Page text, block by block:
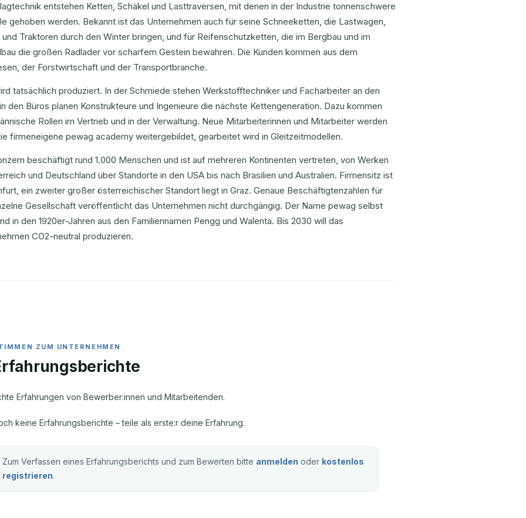
entstehen Ketten, Schäkel und Lasttraversen, mit denen in der Industrie tonnenschwere
gehoben werden. Bekannt ist das Unternehmen auch für seine Schneeketten, die Lastwagen,
und Traktoren durch den Winter bringen, und für Reifenschutzketten, die im Bergbau und im
die großen Radlader vor scharfem Gestein bewahren. Die Kunden kommen aus dem
der Forstwirtschaft und der Transportbranche.
tatsächlich produziert. In der Schmiede stehen Werkstofftechniker und Facharbeiter an den
den Büros planen Konstrukteure und Ingenieure die nächste Kettengeneration. Dazu kommen
Rollen im Vertrieb und in der Verwaltung. Neue Mitarbeiterinnen und Mitarbeiter werden
firmeneigene pewag academy weitergebildet, gearbeitet wird in Gleitzeitmodellen.
beschäftigt rund 1.000 Menschen und ist auf mehreren Kontinenten vertreten, von Werken
und Deutschland über Standorte in den USA bis nach Brasilien und Australien. Firmensitz ist
ein zweiter großer österreichischer Standort liegt in Graz. Genaue Beschäftigtenzahlen für
Gesellschaft veröffentlicht das Unternehmen nicht durchgängig. Der Name pewag selbst
in den 1920er-Jahren aus den Familiennamen Pengg und Walenta. Bis 2030 will das
CO2-neutral produzieren.
Erfahrungen von Bewerber:innen und Mitarbeitenden.
keine Erfahrungsberichte – teile als erste:r deine Erfahrung.
Zum Verfassen eines Erfahrungsberichts und zum Bewerten bitte anmelden oder kostenlos
registrieren.